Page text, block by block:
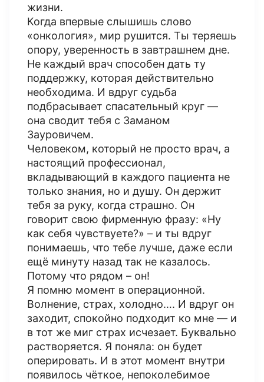
жизни.
Когда впервые слышишь слово
«онкология», мир рушится. Ты теряешь
опору, уверенность в завтрашнем дне.
Не каждый врач способен дать ту
поддержку, которая действительно
необходима. И вдруг судьба
подбрасывает спасательный круг —
она сводит тебя с Заманом
Зауровичем.
Человеком, который не просто врач, а
настоящий профессионал,
вкладывающий в каждого пациента не
только знания, но и душу. Он держит
тебя за руку, когда страшно. Он
говорит свою фирменную фразу: «Ну
как себя чувствуете?» – и ты вдруг
понимаешь, что тебе лучше, даже если
ещё минуту назад так не казалось.
Потому что рядом – он!
Я помню момент в операционной.
Волнение, страх, холодно…. И вдруг он
заходит, спокойно подходит ко мне — и
в тот же миг страх исчезает. Буквально
растворяется. Я поняла: он будет
оперировать. И в этот момент внутри
появилось чёткое, непоколебимое